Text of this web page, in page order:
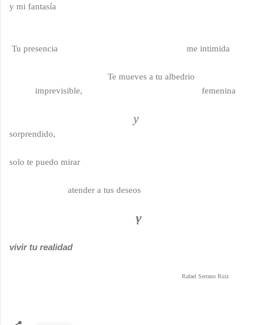
y mi fantasía
Tu presencia me intimida
Te mueves a tu albedrio
imprevisible,
femenina
y
sorprendido,
solo te puedo mirar
atender a tus deseos
y
vivir tu realidad
Rafael Serrano Ruiz